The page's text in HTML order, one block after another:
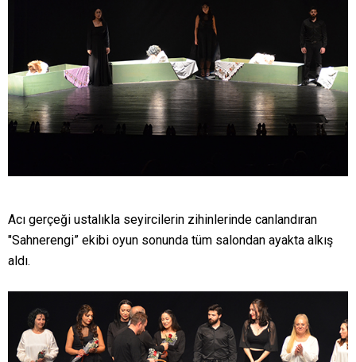
Acı gerçeği ustalıkla seyircilerin zihinlerinde canlandıran
"Sahnerengi” ekibi oyun sonunda tüm salondan ayakta alkış
aldı.